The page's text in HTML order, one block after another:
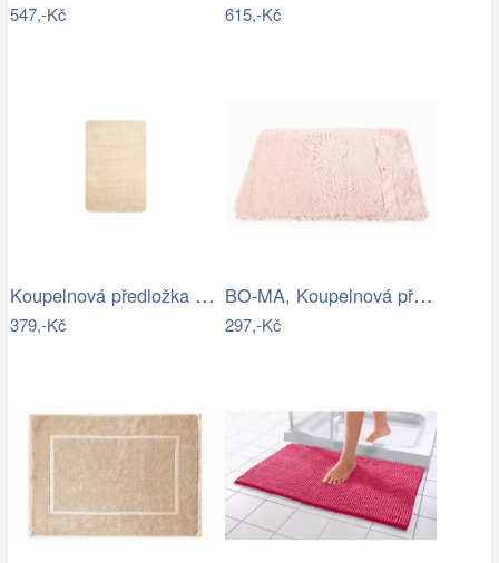
547,-Kč 615,-Kč
Koupelnová předložka Optima 60x90 cm…
379,-Kč
BO-MA, Koupelnová předložka Rabbit New…
297,-Kč